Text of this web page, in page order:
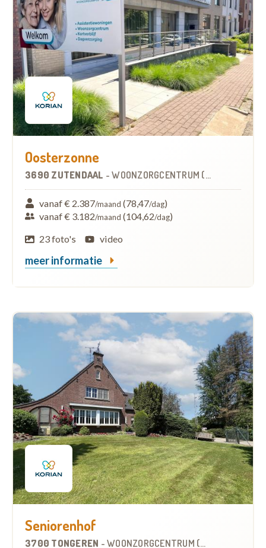
Oosterzonne
3690 ZUTENDAAL -WOONZORGCENTRUM (WZC)
vanaf € 2.387/maand (78,47/dag)
vanaf € 3.182/maand (104,62/dag)
23 foto's
video
meer informatie
Seniorenhof
3700 TONGEREN - WOONZORGCENTRUM (WZC)